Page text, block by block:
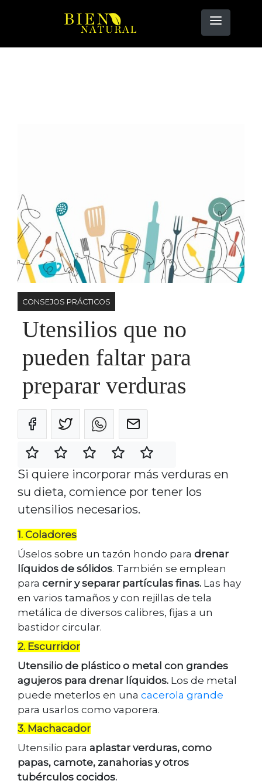
CONSEJOS PRÁCTICOS
Utensilios que no
pueden faltar para
preparar verduras
Si quiere incorporar más verduras en
su dieta, comience por tener los
utensilios necesarios.
1. Coladores
Úselos sobre un tazón hondo para drenar
líquidos de sólidos. También se emplean
para cernir y separar partículas finas. Las hay
en varios tamaños y con rejillas de tela
metálica de diversos calibres, fijas a un
bastidor circular.
2. Escurridor
Utensilio de plástico o metal con grandes
agujeros para drenar líquidos. Los de metal
puede meterlos en una cacerola grande
para usarlos como vaporera.
3. Machacador
Utensilio para aplastar verduras, como
papas, camote, zanahorias y otros
tubérculos cocidos.